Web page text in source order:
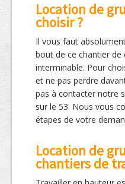
Location de
choisir ?
Il vous faut
bout de ce chantier
interminable. Pour
et ne pas perdre
pas à contacter notre
sur le 53. Nous vous
étapes de votre
Location de
chantiers de